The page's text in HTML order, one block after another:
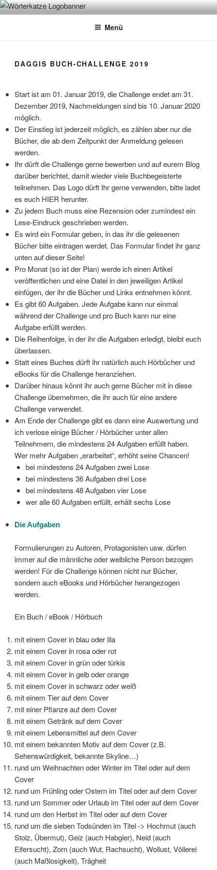
Zum
InhaltWÖRTERKATZE
Von Büchern erzählen
Menü
DAGGIS BUCH-CHALLENGE 2019
Start ist am 01. Januar 2019, die Challenge endet am 31.
Dezember 2019, Nachmeldungen sind bis 10. Januar 2020
möglich.
Der Einstieg ist jederzeit möglich, es zählen aber nur die
Bücher, die ab dem Zeitpunkt der Anmeldung gelesen
werden.
Ihr dürft die Challenge gerne bewerben und auf eurem Blog
darüber berichtet, damit wieder viele Buchbegeisterte
teilnehmen. Das Logo dürft Ihr gerne verwenden, bitte ladet
es euch HIER herunter.
Zu jedem Buch muss eine Rezension oder zumindest ein
Lese-Eindruck geschrieben werden.
Es wird ein Formular geben, in das ihr die gelesenen
Bücher bitte eintragen werdet. Das Formular findet ihr ganz
unten auf dieser Seite!
Pro Monat (so ist der Plan) werde ich einen Artikel
veröffentlichen und eine Datei in den jeweiligen Artikel
einfügen, der ihr die Bücher und Links entnehmen könnt.
Es gibt 60 Aufgaben. Jede Aufgabe kann nur einmal
während der Challenge und pro Buch kann nur eine
Aufgabe erfüllt werden.
Die Reihenfolge, in der ihr die Aufgaben erledigt, bleibt euch
überlassen.
Statt eines Buches dürft ihr natürlich auch Hörbücher und
eBooks für die Challenge heranziehen.
Darüber hinaus könnt ihr auch gerne Bücher mit in diese
Challenge übernehmen, die ihr auch für eine andere
Challenge verwendet.
Am Ende der Challenge gibt es dann eine Auswertung und
ich verlose einige Bücher / Hörbücher unter allen
Teilnehmern, die mindestens 24 Aufgaben erfüllt haben.
Wer mehr Aufgaben „erarbeitet“, erhöht seine Chancen!
bei mindestens 24 Aufgaben zwei Lose
bei mindestens 36 Aufgaben drei Lose
bei mindestens 48 Aufgaben vier Lose
wer alle 60 Aufgaben erfüllt, erhält sechs Lose
Die Aufgaben
Formulierungen zu Autoren, Protagonisten usw. dürfen
immer auf die männliche oder weibliche Person bezogen
werden! Für die Challenge können nicht nur Bücher,
sondern auch eBooks und Hörbücher herangezogen
werden.
Ein Buch / eBook / Hörbuch
mit einem Cover in blau oder lila
mit einem Cover in rosa oder rot
mit einem Cover in grün oder türkis
mit einem Cover in gelb oder orange
mit einem Cover in schwarz oder weiß
mit einem Tier auf dem Cover
mit einer Pflanze auf dem Cover
mit einem Getränk auf dem Cover
mit einem Lebensmittel auf dem Cover
mit einem bekannten Motiv auf dem Cover (z.B.
Sehenswürdigkeit, bekannte Skyline…)
rund um Weihnachten oder Winter im Titel oder auf dem
Cover
rund um Frühling oder Ostern im Titel oder auf dem Cover
rund um Sommer oder Urlaub im Titel oder auf dem Cover
rund um den Herbst im Titel oder auf dem Cover
rund um die sieben Todsünden im Titel -> Hochmut (auch
Stolz, Übermut), Geiz (auch Habgier), Neid (auch
Eifersucht), Zorn (auch Wut, Rachsucht), Wollust, Völlerei
(auch Maßlosigkeit), Trägheit